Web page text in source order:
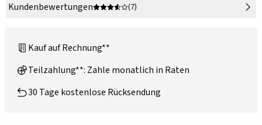
Kundenbewertungen
(7)
Kauf auf Rechnung**
Teilzahlung**: Zahle monatlich in Raten
30 Tage kostenlose Rücksendung